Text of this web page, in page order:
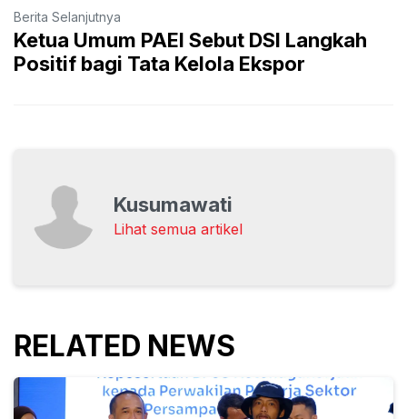
Berita Selanjutnya
Ketua Umum PAEI Sebut DSI Langkah
Positif bagi Tata Kelola Ekspor
Kusumawati
Lihat semua artikel
RELATED NEWS